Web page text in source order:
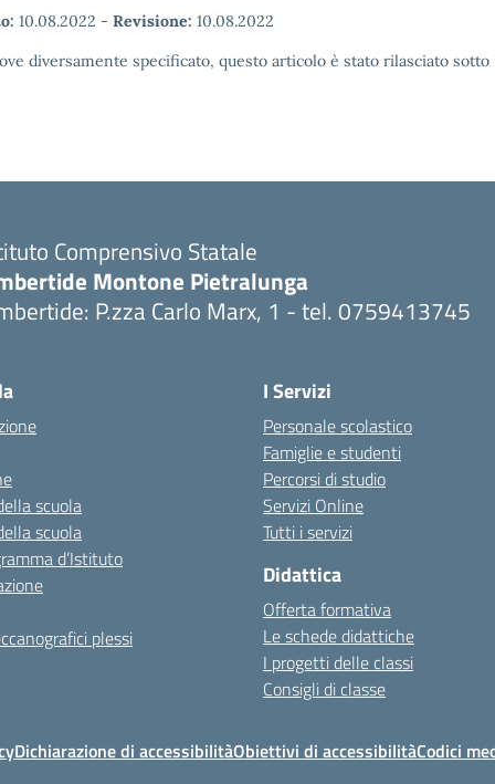
10.08.2022 - Revisione: 10.08.2022
diversamente specificato, questo articolo è stato rilasciato
Comprensivo Statale
Montone Pietralunga
P.zza Carlo Marx, 1 - tel. 0759413745
scuola
scuola
d’Istituto
plessi
I Servizi
Personale scolastico
Famiglie e studenti
Percorsi di studio
Servizi Online
Tutti i servizi
Didattica
Offerta formativa
Le schede didattiche
I progetti delle classi
Consigli di classe
Dichiarazione di accessibilitàObiettivi di accessibilitàCodici